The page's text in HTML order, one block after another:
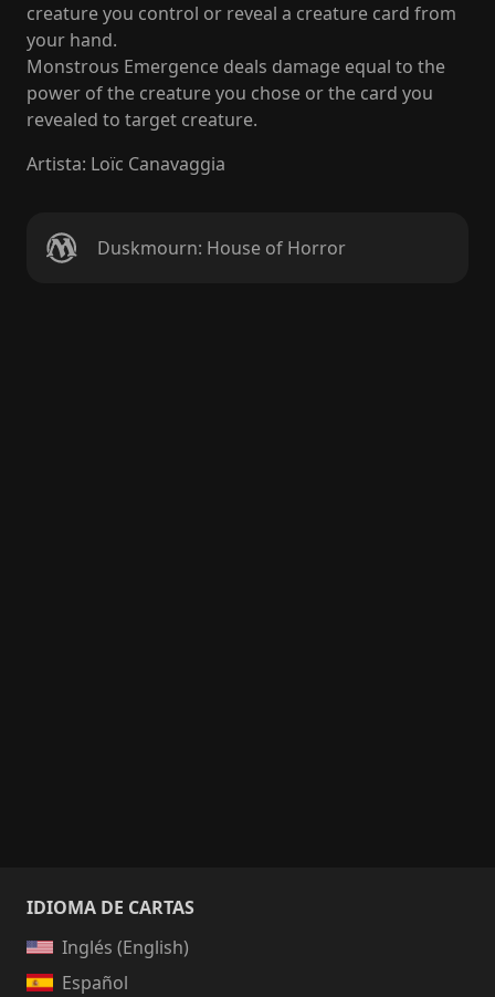
creature you control or reveal a creature card from
your hand.
Monstrous Emergence deals damage equal to the
power of the creature you chose or the card you
revealed to target creature.
Artista: Loïc Canavaggia
Duskmourn: House of Horror
IDIOMA DE CARTAS
Inglés (English)
Español